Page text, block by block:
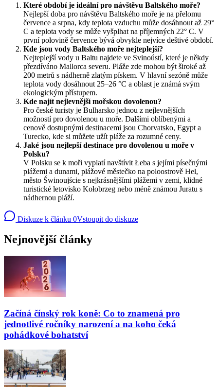
Které období je ideální pro návštěvu Baltského moře?
Nejlepší doba pro návštěvu Baltského moře je na přelomu
července a srpna, kdy teplota vzduchu může dosáhnout až 29°
C a teplota vody se může vyšplhat na příjemných 22° C. V
první polovině července bývá obvykle nejvíce deštivé období.
Kde jsou vody Baltského moře nejteplejší?
Nejteplejší vody u Baltu najdete ve Svinoústí, které je někdy
přezdíváno Mallorca severu. Pláže zde mohou být široké až
200 metrů s nádherně zlatým pískem. V hlavní sezóně může
teplota vody dosáhnout 25–26 °C a oblast je známá svým
ekologickým přístupem.
Kde najít nejlevnější mořskou dovolenou?
Pro české turisty je Bulharsko jednou z nejlevnějších
možností pro dovolenou u moře. Dalšími oblíbenými a
cenově dostupnými destinacemi jsou Chorvatsko, Egypt a
Turecko, kde si můžete užít pláže za rozumné ceny.
Jaké jsou nejlepší destinace pro dovolenou u moře v
Polsku?
V Polsku se k moři vyplatí navštívit Łeba s jejími písečnými
plážemi a dunami, plážové městečko na poloostrově Hel,
město Świnoujście s nejkrásnějšími plážemi v zemi, klidné
turistické letovisko Kołobrzeg nebo méně známou Juratu s
nádhernou pláží.
Diskuze k článku 0Vstoupit do diskuze
Nejnovější články
Začíná čínský rok koně: Co to znamená pro
jednotlivé ročníky narození a na koho čeká
pohádkové bohatství